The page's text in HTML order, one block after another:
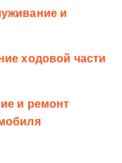
и
ходовой части
и ремонт